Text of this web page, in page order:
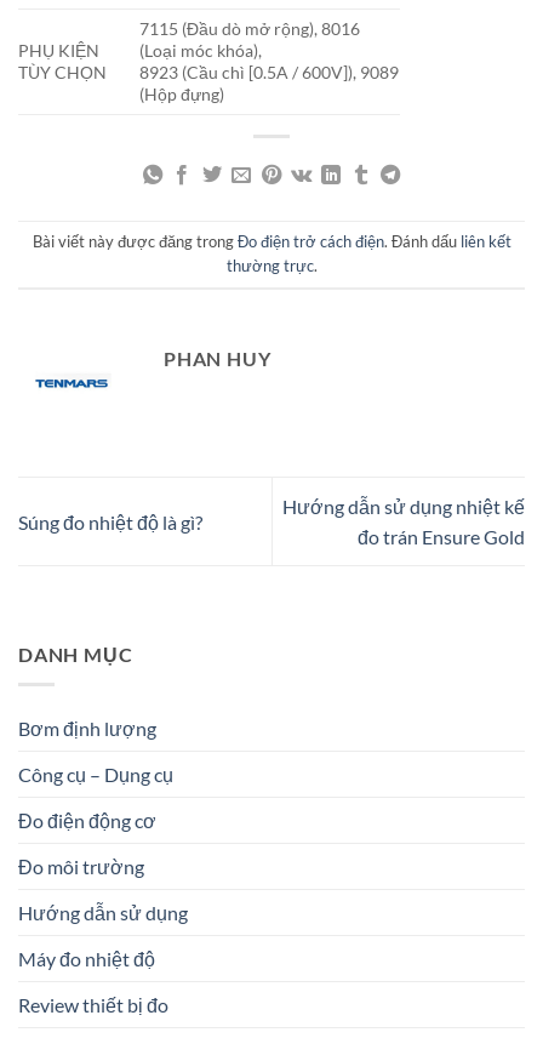
PHỤ KIỆN
TÙY CHỌN
7115 (Đầu dò mở rộng), 8016
(Loại móc khóa),
8923 (Cầu chì [0.5A / 600V]), 9089
(Hộp đựng)
Bài viết này được đăng trongĐo điện trở cách điện. Đánh dấu liên kết
thường trực.
PHAN HUY
Súng đo nhiệt độ là gì?
Hướng dẫn sử dụng nhiệt kế
đo trán Ensure Gold
DANH MỤC
Bơm định lượng
Công cụ – Dụng cụ
Đo điện động cơ
Đo môi trường
Hướng dẫn sử dụng
Máy đo nhiệt độ
Review thiết bị đo